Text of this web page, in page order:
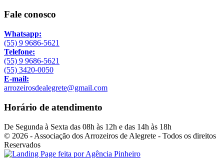
Fale conosco
Whatsapp:
(55) 9 9686-5621
Telefone:
(55) 9 9686-5621
(55) 3420-0050
E-mail:
arrozeirosdealegrete@gmail.com
Horário de atendimento
De Segunda à Sexta das 08h às 12h e das 14h às 18h
© 2026 - Associação dos Arrozeiros de Alegrete - Todos os direitos
Reservados